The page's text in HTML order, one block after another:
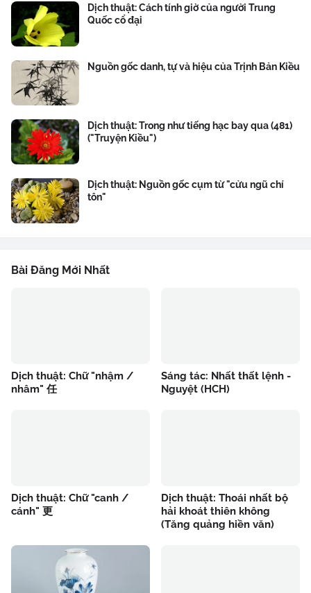
Dịch thuật: Cách tính giờ của người Trung
Quốc cổ đại
Nguồn gốc danh, tự và hiệu của Trịnh Bản Kiều
Dịch thuật: Trong như tiếng hạc bay qua (481)
("Truyện Kiều")
Dịch thuật: Nguồn gốc cụm từ "cửu ngũ chí
tôn"
Bài Đăng Mới Nhất
Dịch thuật: Chữ "nhậm /
nhâm" 任
Sáng tác: Nhất thất lệnh -
Nguyệt (HCH)
Dịch thuật: Chữ "canh /
cánh" 更
Dịch thuật: Thoái nhất bộ
hải khoát thiên không
(Tăng quảng hiền văn)